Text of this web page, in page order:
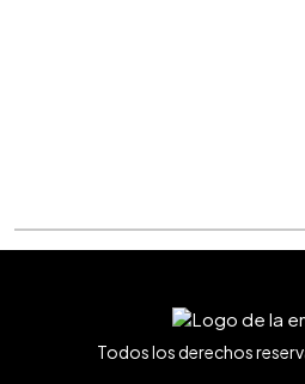
Todos los derechos